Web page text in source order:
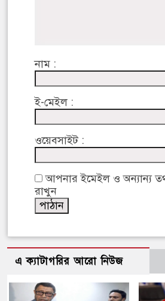
নাম :
ই-মেইল :
ওয়েবসাইট :
আপনার ইমেইল ও অন্যান্য
রাখুন
এ ক্যাটাগরির আরো নিউজ